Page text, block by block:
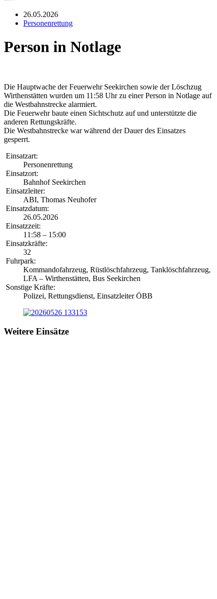
26.05.2026
Personenrettung
Person in Notlage
Die Hauptwache der Feuerwehr Seekirchen sowie der Löschzug
Wirthenstätten wurden um 11:58 Uhr zu einer Person in Notlage auf
die Westbahnstrecke alarmiert.
Die Feuerwehr baute einen Sichtschutz auf und unterstützte die
anderen Rettungskräfte.
Die Westbahnstrecke war während der Dauer des Einsatzes
gesperrt.
Einsatzart:
Personenrettung
Einsatzort:
Bahnhof Seekirchen
Einsatzleiter:
ABI, Thomas Neuhofer
Einsatzdatum:
26.05.2026
Einsatzzeit:
11:58 – 15:00
Einsatzkräfte:
32
Fuhrpark:
Kommandofahrzeug, Rüstlöschfahrzeug, Tanklöschfahrzeug,
LFA – Wirthenstätten, Bus Seekirchen
Sonstige Kräfte:
Polizei, Rettungsdienst, Einsatzleiter ÖBB
Weitere Einsätze